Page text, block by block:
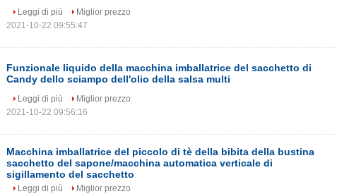
Leggi di più
Miglior prezzo
2021-10-22 09:55:47
Funzionale liquido della macchina imballatrice del sacchetto di
Candy dello sciampo dell'olio della salsa multi
Leggi di più
Miglior prezzo
2021-10-22 09:56:16
Macchina imballatrice del piccolo di tè della bibita della bustina
sacchetto del sapone/macchina automatica verticale di
sigillamento del sacchetto
Leggi di più
Miglior prezzo